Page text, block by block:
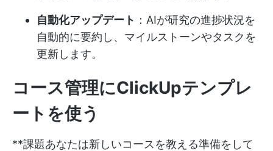
自動化アップデート ：AIが研究の進捗状況を
自動的に要約し、マイルストーンやタスクを
更新します。
コース管理にClickUpテンプレ
ートを使う
**課題あなたは新しいコースを教える準備をして